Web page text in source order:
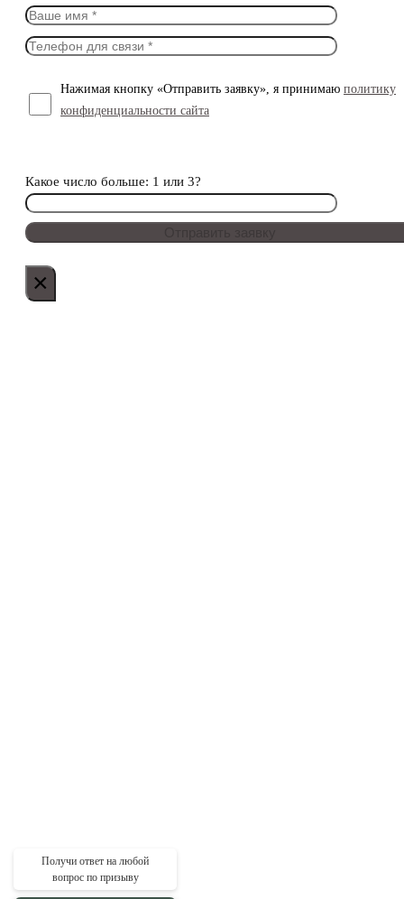
Нажимая кнопку «Отправить заявку», я принимаю политику
конфиденциальности сайта
Какое число больше: 1 или 3?
×
Получи ответ на любой
вопрос по призыву